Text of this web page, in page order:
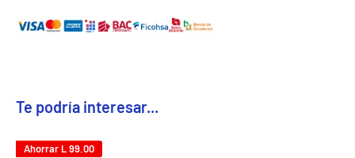
Te podría interesar...
Ahorrar L 99.00